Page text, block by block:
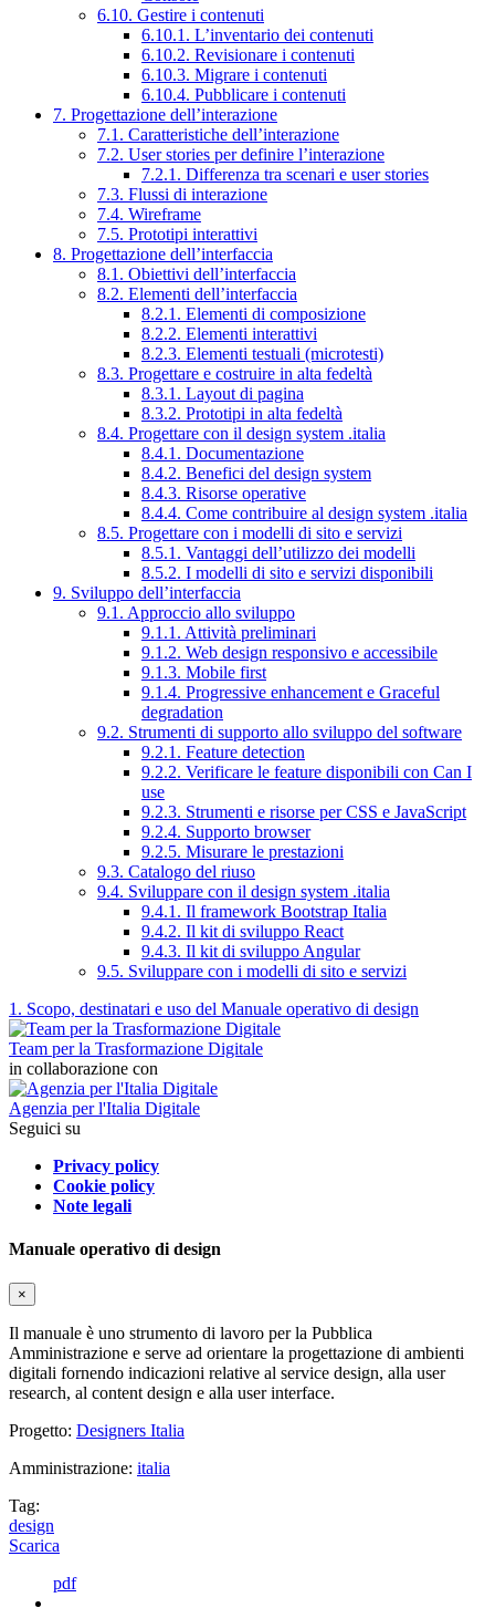
6.10. Gestire i contenuti
6.10.1. L’inventario dei contenuti
6.10.2. Revisionare i contenuti
6.10.3. Migrare i contenuti
6.10.4. Pubblicare i contenuti
7. Progettazione dell’interazione
7.1. Caratteristiche dell’interazione
7.2. User stories per definire l’interazione
7.2.1. Differenza tra scenari e user stories
7.3. Flussi di interazione
7.4. Wireframe
7.5. Prototipi interattivi
8. Progettazione dell’interfaccia
8.1. Obiettivi dell’interfaccia
8.2. Elementi dell’interfaccia
8.2.1. Elementi di composizione
8.2.2. Elementi interattivi
8.2.3. Elementi testuali (microtesti)
8.3. Progettare e costruire in alta fedeltà
8.3.1. Layout di pagina
8.3.2. Prototipi in alta fedeltà
8.4. Progettare con il design system .italia
8.4.1. Documentazione
8.4.2. Benefici del design system
8.4.3. Risorse operative
8.4.4. Come contribuire al design system .italia
8.5. Progettare con i modelli di sito e servizi
8.5.1. Vantaggi dell’utilizzo dei modelli
8.5.2. I modelli di sito e servizi disponibili
9. Sviluppo dell’interfaccia
9.1. Approccio allo sviluppo
9.1.1. Attività preliminari
9.1.2. Web design responsivo e accessibile
9.1.3. Mobile first
9.1.4. Progressive enhancement e Graceful
degradation
9.2. Strumenti di supporto allo sviluppo del software
9.2.1. Feature detection
9.2.2. Verificare le feature disponibili con Can I
use
9.2.3. Strumenti e risorse per CSS e JavaScript
9.2.4. Supporto browser
9.2.5. Misurare le prestazioni
9.3. Catalogo del riuso
9.4. Sviluppare con il design system .italia
9.4.1. Il framework Bootstrap Italia
9.4.2. Il kit di sviluppo React
9.4.3. Il kit di sviluppo Angular
9.5. Sviluppare con i modelli di sito e servizi
1. Scopo, destinatari e uso del Manuale operativo di design
Team per la Trasformazione Digitale
in collaborazione con
Agenzia per l'Italia Digitale
Seguici su
Privacy policy
Cookie policy
Note legali
Manuale operativo di design
×
Il manuale è uno strumento di lavoro per la Pubblica
Amministrazione e serve ad orientare la progettazione di ambienti
digitali fornendo indicazioni relative al service design, alla user
research, al content design e alla user interface.
Progetto: Designers Italia
Amministrazione: italia
Tag:
design
Scarica
pdf